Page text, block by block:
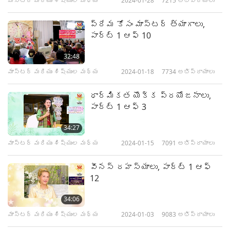
మాస్టర్ మరియు శిష్యుల మధ్య 2023-12-20 6177అభిప్రాయాలు
10
వాటిని మెచ్చుకోండి, 12లో 10వ
భాగం
మాస్టర్ మరియు శిష్యుల మధ్య 2023-12-21 5863 అభిప్రాయాలు
11
వాటిని మెచ్చుకోండి, 12లో 11వ
భాగం
మాస్టర్ మరియు శిష్యుల మధ్య 2023-12-22 6591 అభిప్రాయాలు
12
వాటిని మెచ్చుకోండి, 12లో 12వ
భాగం
32:48
ప్రేమ కోసం మాస్టర్ త్యాగాలు,
పార్ట్ 1 ఆఫ్ 10
మాస్టర్ మరియు శిష్యుల మధ్య 2024-01-18 7734 అభిప్రాయాలు
34:27
ధార్మికత యొక్క ప్రయోజనాలు,
పార్ట్ 1 ఆఫ్ 3
మాస్టర్ మరియు శిష్యుల మధ్య 2024-01-15 7091 అభిప్రాయాలు
34:06
వీనస్ రహస్యాలు, పార్ట్ 1 ఆఫ్
12
మాస్టర్ మరియు శిష్యుల మధ్య 2024-01-03 9083 అభిప్రాయాలు